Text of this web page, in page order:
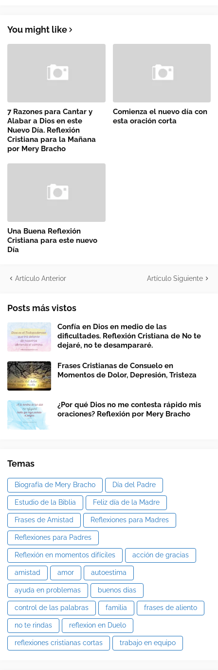
You might like
7 Razones para Cantar y
Alabar a Dios en este
Nuevo Día. Reflexión
Cristiana para la Mañana
por Mery Bracho
Comienza el nuevo día con
esta oración corta
Una Buena Reflexión
Cristiana para este nuevo
Día
Artículo Anterior Artículo Siguiente
Posts más vistos
Confía en Dios en medio de las
dificultades. Reflexión Cristiana de No te
dejaré, no te desampararé.
Frases Cristianas de Consuelo en
Momentos de Dolor, Depresión, Tristeza
¿Por qué Dios no me contesta rápido mis
oraciones? Reflexión por Mery Bracho
Temas
Biografía de Mery Bracho Día del Padre
Estudio de la Biblia Feliz día de la Madre
Frases de Amistad Reflexiones para Madres
Reflexiones para Padres
Reflexión en momentos difíciles acción de gracias
amistad amor autoestima
ayuda en problemas buenos dias
control de las palabras familia frases de aliento
no te rindas reflexion en Duelo
reflexiones cristianas cortas trabajo en equipo